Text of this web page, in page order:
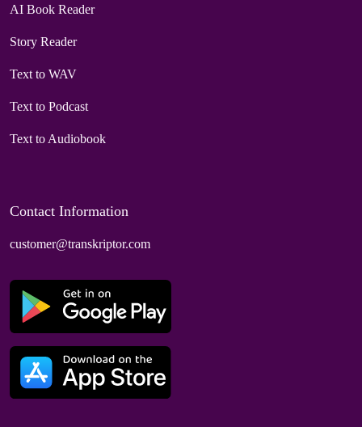
AI Book Reader
Story Reader
Text to WAV
Text to Podcast
Text to Audiobook
Contact Information
customer@transkriptor.com